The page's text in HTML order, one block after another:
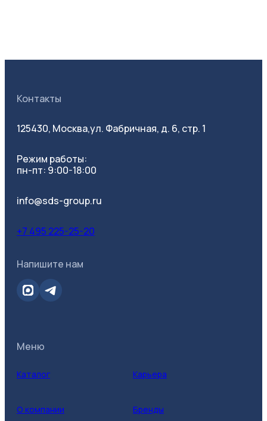
Контакты
125430, Москва,ул. Фабричная, д. 6, стр. 1
Режим работы:
пн-пт: 9:00-18:00
info@sds-group.ru
+7 495 225-25-20
Напишите нам
Меню
Каталог Карьера
О компании Бренды